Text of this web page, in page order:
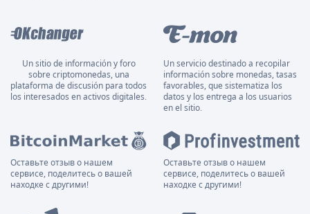
Un sitio de información y foro
sobre criptomonedas, una
plataforma de discusión para todos
los interesados en activos digitales.
Un servicio destinado a recopilar
información sobre monedas, tasas
favorables, que sistematiza los
datos y los entrega a los usuarios
en el sitio.
Оставьте отзыв о нашем
сервисе, поделитесь о вашей
находке с другими!
Оставьте отзыв о нашем
сервисе, поделитесь о вашей
находке с другими!